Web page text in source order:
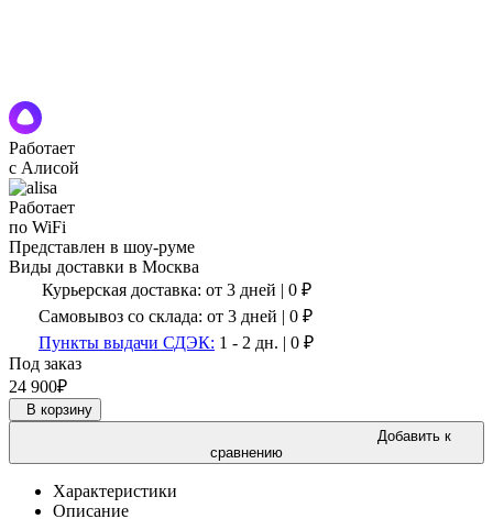
Работает
с Алисой
Работает
по WiFi
Представлен в шоу-руме
Виды доставки в Москва
Курьерская доставка: от 3 дней | 0 ₽
Самовывоз со склада: от 3 дней | 0 ₽
Пункты выдачи СДЭК: 1 - 2 дн. | 0 ₽
Под заказ
24 900₽
В корзину
Добавить к
сравнению
Характеристики
Описание